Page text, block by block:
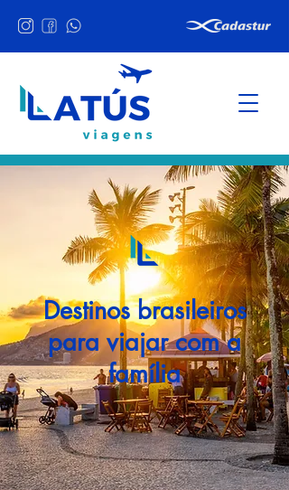
Destinos brasileiros
para viajar com a
família